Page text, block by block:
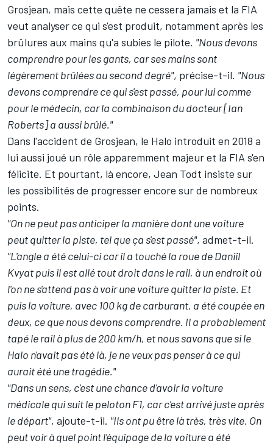
Grosjean, mais cette quête ne cessera jamais et la FIA
veut analyser ce qui s'est produit, notamment après les
brûlures aux mains qu'a subies le pilote. "Nous devons
comprendre pour les gants, car ses mains sont
légèrement brûlées au second degré", précise-t-il. "Nous
devons comprendre ce qui s'est passé, pour lui comme
pour le médecin, car la combinaison du docteur [Ian
Roberts] a aussi brûlé."
Dans l'accident de Grosjean, le Halo introduit en 2018 a
lui aussi joué un rôle apparemment majeuret la FIA s'en
félicite. Et pourtant, là encore, Jean Todt insiste sur
les possibilités de progresser encore sur de nombreux
points.
"On ne peut pas anticiper la manière dont une voiture
peut quitter la piste, tel que ça s'est passé", admet-t-il.
"L'angle a été celui-ci car il a touché la roue de Daniil
Kvyat puis il est allé tout droit dans le rail, à un endroit où
l'on ne s'attend pas à voir une voiture quitter la piste. Et
puis la voiture, avec 100 kg de carburant, a été coupée en
deux, ce que nous devons comprendre. Il a probablement
tapé le rail à plus de 200 km/h, et nous savons que si le
Halo n'avait pas été là, je ne veux pas penser à ce qui
aurait été une tragédie."
"Dans un sens, c'est une chance d'avoir la voiture
médicale qui suit le peloton F1, car c'est arrivé juste après
le départ", ajoute-t-il. "Ils ont pu être là très, très vite. On
peut voir à quel point l'équipage de la voiture a été